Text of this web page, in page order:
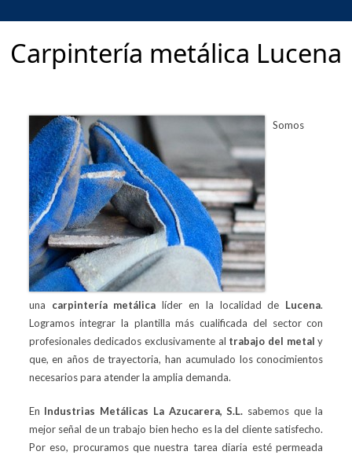
Carpintería metálica Lucena
Somos
una carpintería metálica líder en la localidad de Lucena.
Logramos integrar la plantilla más cualificada del sector con
profesionales dedicados exclusivamente al trabajo del metal y
que, en años de trayectoria, han acumulado los conocimientos
necesarios para atender la amplia demanda.
En Industrias Metálicas La Azucarera, S.L. sabemos que la
mejor señal de un trabajo bien hecho es la del cliente satisfecho.
Por eso, procuramos que nuestra tarea diaria esté permeada